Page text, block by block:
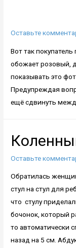
Оставьте
Вот так
обожает розовый,
показывать это
Предупреждая
ещё сдвинуть
Оставьте
Обратилась
стул на стул для
что стулу
бочонок, который
то автоматически
назад на 5 см.